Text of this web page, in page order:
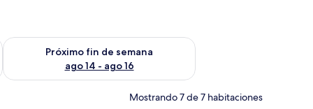
semana ago 7 - ago 9
Próximo fin de semana
ago 14 - ago 16
Consulta la disponibilidad para el próximo fin de semana ago
Mostrando 7 de 7 habitaciones